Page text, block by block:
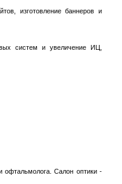
изготовление баннеров и
систем и увеличение ИЦ,
офтальмолога. Салон оптики -